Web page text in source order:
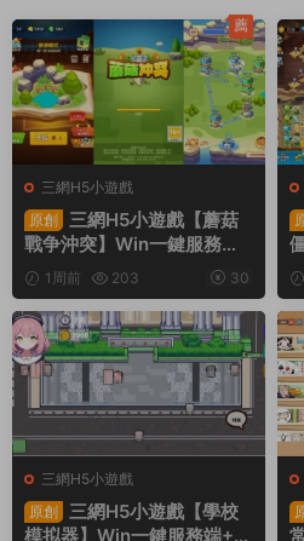
三網H5小遊戲
原創
三網H5小遊戲【蘑菇
戰争沖突】Win一鍵服務端+
Linux手工服務端+視頻架設
教程
1周前 203 30
薦
三網H5小遊戲
原創
三網H5小遊戲【學校
模拟器】Win一鍵服務端+Li